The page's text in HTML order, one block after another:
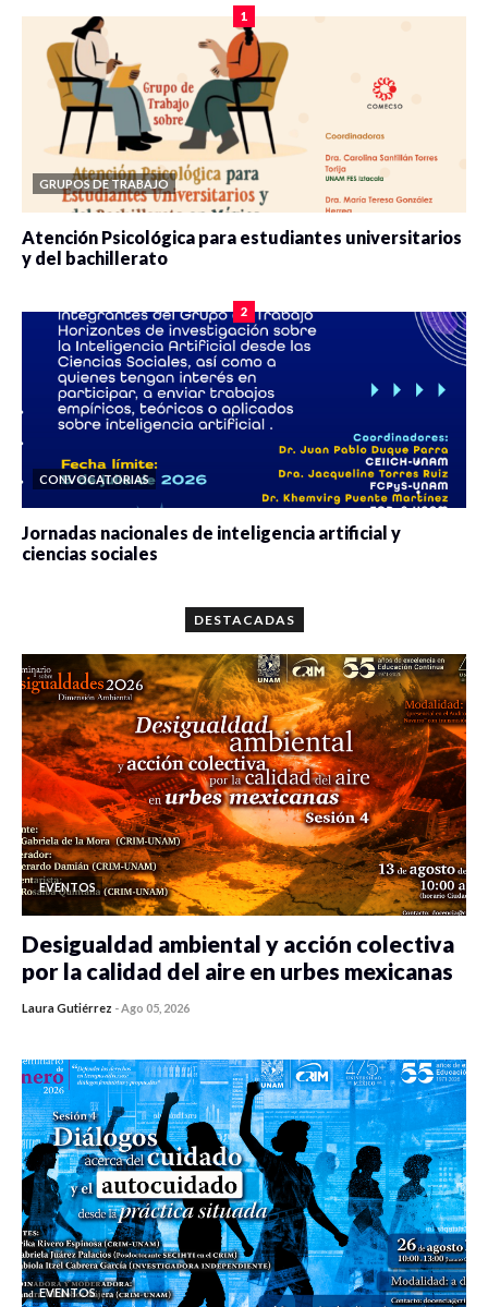
1
GRUPOS DE TRABAJO
Atención Psicológica para estudiantes universitarios
y del bachillerato
2
CONVOCATORIAS
Jornadas nacionales de inteligencia artificial y
ciencias sociales
DESTACADAS
EVENTOS
Desigualdad ambiental y acción colectiva
por la calidad del aire en urbes mexicanas
Laura Gutiérrez -Ago 05, 2026
EVENTOS